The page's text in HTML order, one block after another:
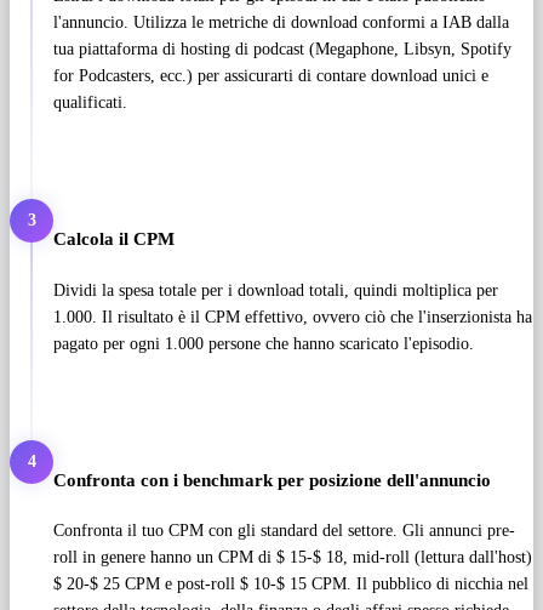
l'annuncio. Utilizza le metriche di download conformi a IAB dalla
tua piattaforma di hosting di podcast (Megaphone, Libsyn, Spotify
for Podcasters, ecc.) per assicurarti di contare download unici e
qualificati.
3
Calcola il CPM
Dividi la spesa totale per i download totali, quindi moltiplica per
1.000. Il risultato è il CPM effettivo, ovvero ciò che l'inserzionista ha
pagato per ogni 1.000 persone che hanno scaricato l'episodio.
4
Confronta con i benchmark per posizione dell'annuncio
Confronta il tuo CPM con gli standard del settore. Gli annunci pre-
roll in genere hanno un CPM di $ 15-$ 18, mid-roll (lettura dall'host)
$ 20-$ 25 CPM e post-roll $ 10-$ 15 CPM. Il pubblico di nicchia nel